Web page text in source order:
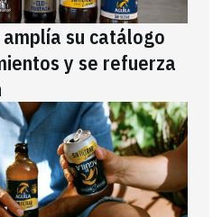
su catálogo
y se refuerza